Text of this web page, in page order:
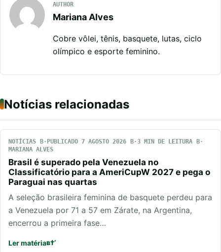
AUTHOR
Mariana Alves
Cobre vôlei, tênis, basquete, lutas, ciclo
olímpico e esporte feminino.
Notícias relacionadas
NOTÍCIAS PUBLICADO 7 AGOSTO 2026
3 MIN DE LEITURA
MARIANA ALVES
Brasil é superado pela Venezuela no
Classificatório para a AmeriCupW 2027 e pega o
Paraguai nas quartas
A seleção brasileira feminina de basquete perdeu para
a Venezuela por 71 a 57 em Zárate, na Argentina,
encerrou a primeira fase…
Ler matéria